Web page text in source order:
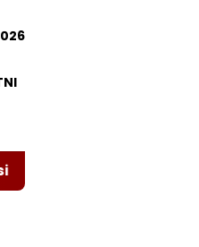
Sementara